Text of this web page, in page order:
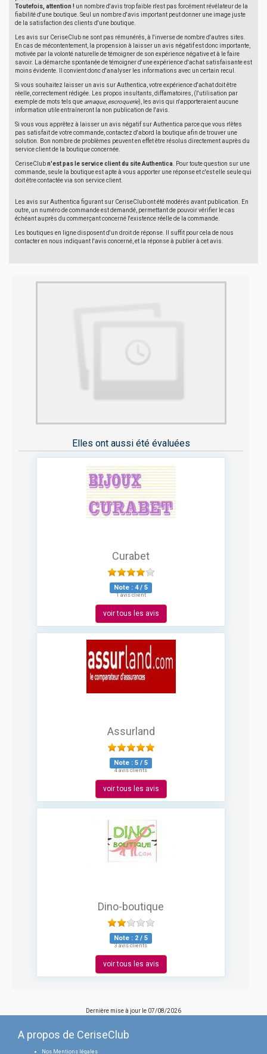
Toutefois, attention ! un nombre d'avis trop faible n'est pas forcément révélateur de la
fiabilité d'une boutique. Seul un nombre d'avis important peut donner une image juste
de la satisfaction des clients d'une boutique.
Les avis sur CeriseClub ne sont pas rémunérés, à l'inverse de nombre d'autres sites.
En cas de mécontentement, la propension à laisser un avis négatif est donc importante,
motivée par la volonté naturelle de témoigner de son expérience négative et à le faire
savoir. La démarche spontanée de témoigner d'une expérience d'achat satisfaisante est
moins évidente. Il convient donc d'analyser les informations avec un certain recul.
Si vous souhaitez laisser un avis sur Authentica, votre expérience d'achat doit être
réelle, correctement rédigée. Les propos insultants, diffamatoires, (l'utilisation par
exemple de mots tels que arnaque, escroquerie), les avis qui n'apporteraient aucune
information utile entraîneront la non publication de l'avis.
Si vous vous apprêtez à laisser un avis négatif sur Authentica parce que vous n'êtes
pas satisfait de votre commande, contactez d'abord la boutique afin de trouver une
solution. Bon nombre de problèmes peuvent en effet être résolus directement auprès du
service client de la boutique concernée.
CeriseClubn'est pas le service client du site Authentica . Pour toute question sur une
commande, seule la boutique est apte à vous apporter une réponse et c'est elle seule qui
doit être contactée via son service client.
Les avis sur Authentica figurant sur CeriseClub ont été modérés avant publication. En
outre, un numéro de commande est demandé, permettant de pouvoir vérifier le cas
échéant auprès du commerçant concerné l'existence réelle de la commande.
Les boutiques en ligne disposent d'un droit de réponse. Il suffit pour cela de nous
contacter en nous indiquant l'avis concerné, et la réponse à publier à cet avis.
Elles ont aussi été évaluées
Curabet
Note : 4/ 5
1 avis client
voir tous les avis
Assurland
Note : 5 / 5
4 avis clients
voir tous les avis
Dino-boutique
Note : 2 / 5
3 avis clients
voir tous les avis
Dernière mise à jour le 07/08/2026
A propos de CeriseClub
Nos Mentions légales